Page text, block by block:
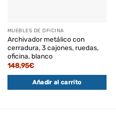
MUEBLES DE OFICINA
Archivador metálico con
cerradura, 3 cajones, ruedas,
oficina, blanco
148,95€
Añadir al carrito